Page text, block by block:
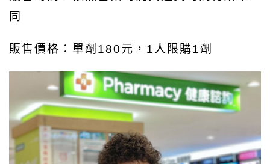
同
販售價格：單劑180元，1人限購1劑